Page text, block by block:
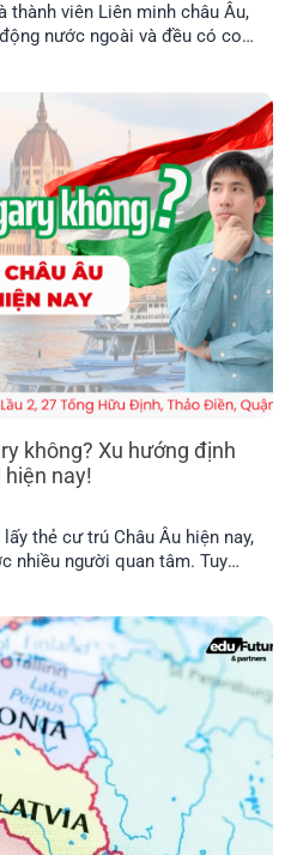
thành viên Liên minh châu Âu,
nước ngoài và đều có con
không? Xu hướng định
nay!
thẻ cư trú Châu Âu hiện nay,
nhiều người quan tâm. Tuy